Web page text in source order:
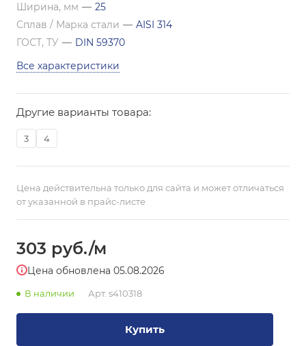
Ширина, мм — 25
Сплав / Марка стали — AISI 314
ГОСТ, ТУ — DIN 59370
Все характеристики
Другие варианты товара:
3 4
Цена действительна только для сайта и может отличаться
от указанной в прайс-листе
303 руб./м
Цена обновлена 05.08.2026
В наличии Арт. s410318
Купить